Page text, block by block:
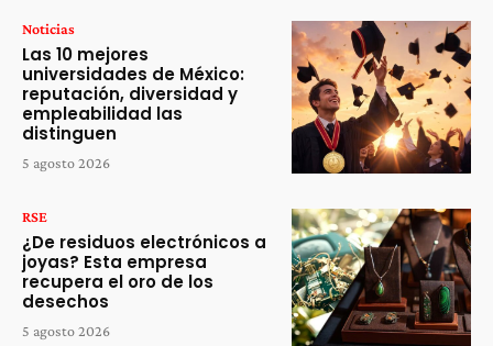
Noticias
Las 10 mejores
universidades de México:
reputación, diversidad y
empleabilidad las
distinguen
5 agosto 2026
RSE
¿De residuos electrónicos a
joyas? Esta empresa
recupera el oro de los
desechos
5 agosto 2026